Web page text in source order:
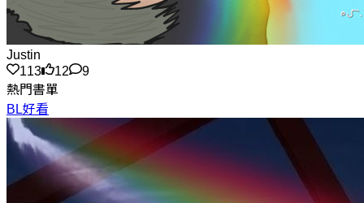
Justin
113
12
9
熱門書單
BL好看